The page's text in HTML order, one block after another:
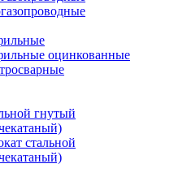
оцинкованные
гнутый
стальной